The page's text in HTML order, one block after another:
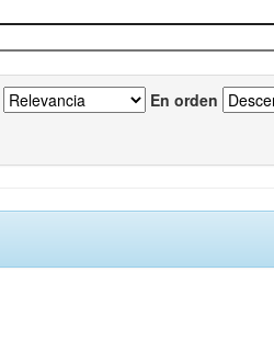
En orden